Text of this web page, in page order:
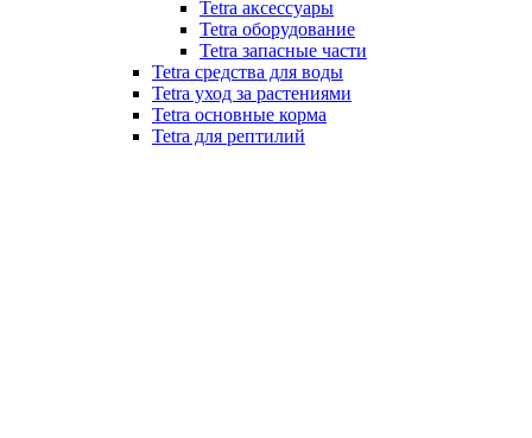
Tetra аксессуары
Tetra оборудование
Tetra запасные части
Tetra средства для воды
Tetra уход за растениями
Tetra основные корма
Tetra для рептилий